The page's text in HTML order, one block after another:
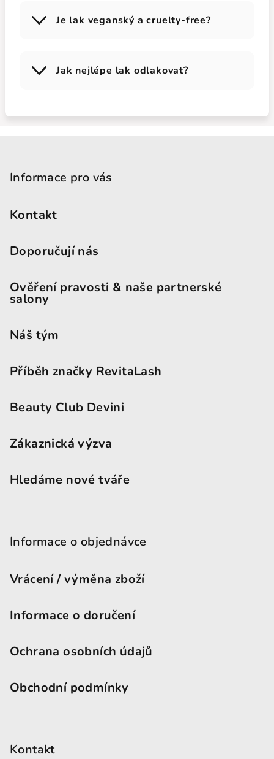
Je lak veganský a cruelty-free?
Jak nejlépe lak odlakovat?
Informace pro vás
Kontakt
Doporučují nás
Ověření pravosti & naše partnerské
salony
Náš tým
Příběh značky RevitaLash
Beauty Club Devini
Zákaznická výzva
Hledáme nové tváře
Informace o objednávce
Vrácení / výměna zboží
Informace o doručení
Ochrana osobních údajů
Obchodní podmínky
Kontakt